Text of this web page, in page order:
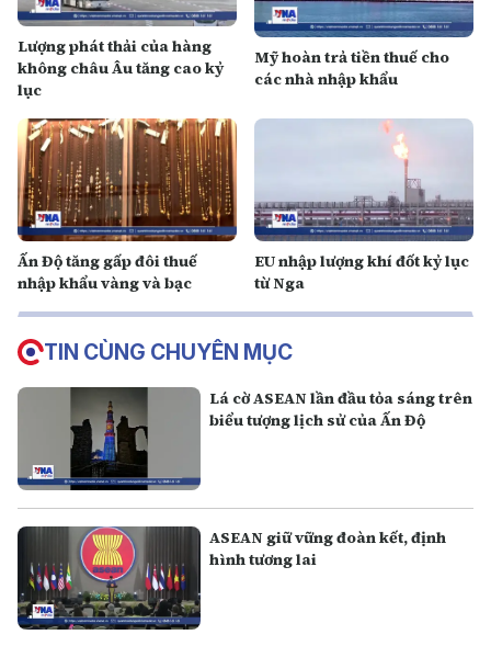
Lượng phát thải của hàng
không châu Âu tăng cao kỷ
lục
Mỹ hoàn trả tiền thuế cho
các nhà nhập khẩu
Ấn Độ tăng gấp đôi thuế
nhập khẩu vàng và bạc
EU nhập lượng khí đốt kỷ lục
từ Nga
TIN CÙNG CHUYÊN MỤC
Lá cờ ASEAN lần đầu tỏa sáng trên
biểu tượng lịch sử của Ấn Độ
ASEAN giữ vững đoàn kết, định
hình tương lai